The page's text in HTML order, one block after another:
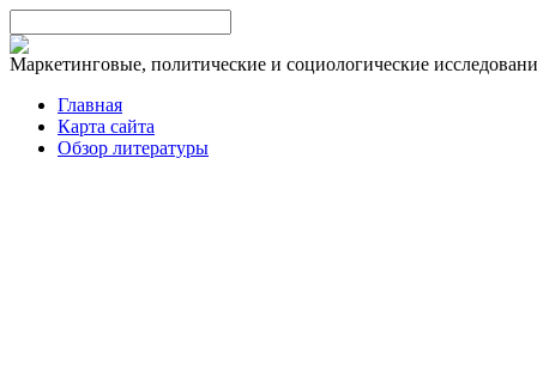
Маркетинговые, политические и социологические
Главная
Карта сайта
Обзор литературы